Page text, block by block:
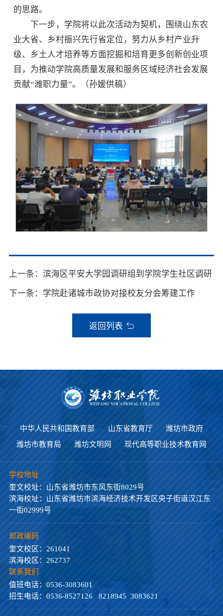
的思路。
下一步，学院将以此次活动为契机，围绕山东农
业大省、乡村振兴先行省定位，努力从乡村产业升
级、乡土人才培养等方面挖掘和培育更多创新创业项
目，为推动学院高质量发展和服务区域经济社会发展
贡献“潍职力量”。（孙媛供稿）
上一条：滨海区平安大学园调研组到学院学生社区调研
下一条：学院赴诸城市政协对接校友分会筹建工作
返回列表
中华人民共和国教育部 山东省教育厅
潍坊市政府
潍坊市教育局
潍坊文明网 现代高等职业技术教育网
学校地址
奎文校址：山东省潍坊市东风东街8029号
滨海校址：山东省潍坊市滨海经济技术开发区央子街道汉江东
一街02999号
邮政编码
奎文校区：261041
滨海校区：262737
联系我们
值班电话：0536-3083601
招生电话：0536-8527126 8218945 3083621